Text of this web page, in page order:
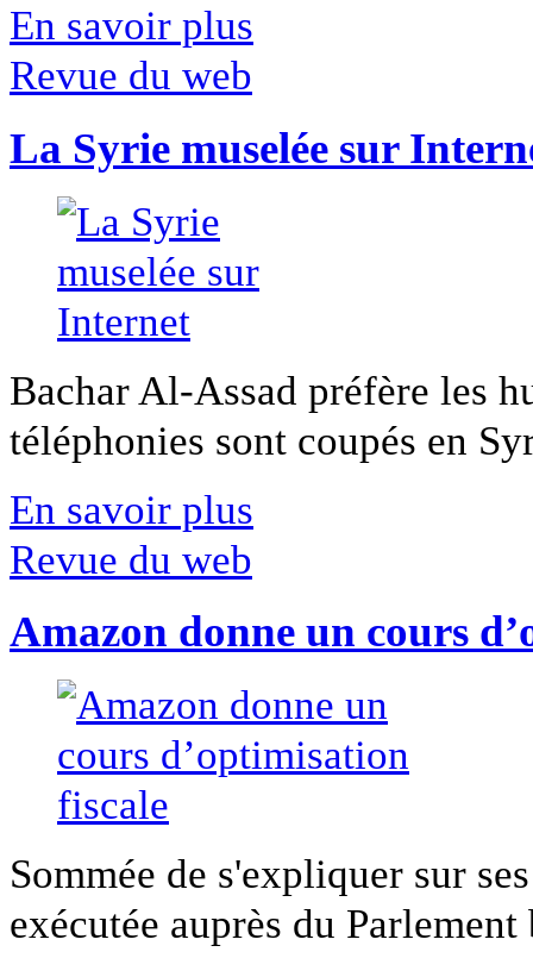
En savoir plus
Revue du web
La Syrie muselée sur
Bachar Al-Assad préfère les
téléphonies sont coupés en
En savoir plus
Revue du web
Amazon donne un cours
Sommée de s'expliquer sur
exécutée auprès du